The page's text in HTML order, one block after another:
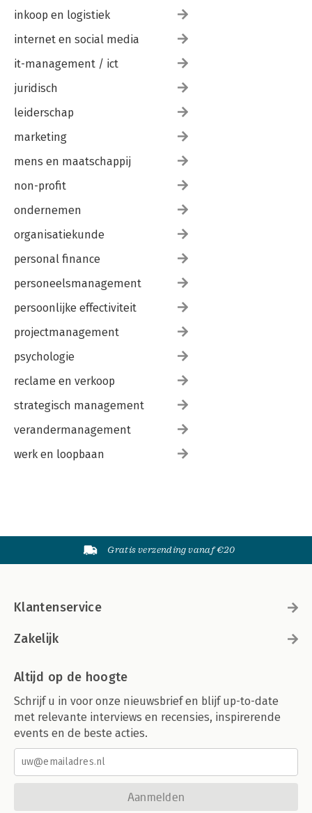
inkoop en logistiek
internet en social media
it-management / ict
juridisch
leiderschap
marketing
mens en maatschappij
non-profit
ondernemen
organisatiekunde
personal finance
personeelsmanagement
persoonlijke effectiviteit
projectmanagement
psychologie
reclame en verkoop
strategisch management
verandermanagement
werk en loopbaan
Gratis verzending vanaf €20
Klantenservice
Zakelijk
Altijd op de hoogte
Schrijf u in voor onze nieuwsbrief en blijf up-to-date
met relevante interviews en recensies, inspirerende
events en de beste acties.
Aanmelden